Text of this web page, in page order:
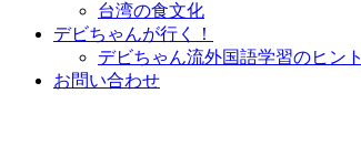
台湾の食文化
デビちゃんが行く！
デビちゃん流外国語学習のヒント
お問い合わせ